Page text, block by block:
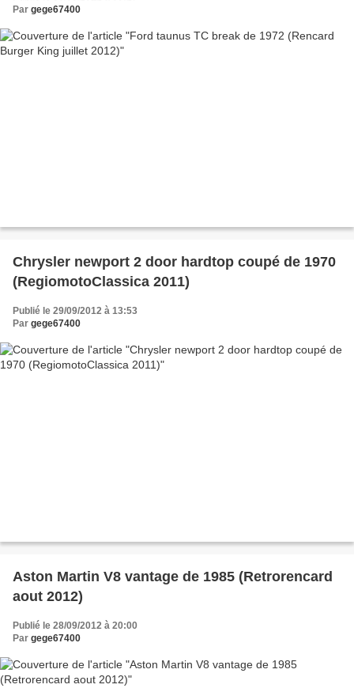
Par gege67400
Chrysler newport 2 door hardtop coupé de 1970
(RegiomotoClassica 2011)
Publié le 29/09/2012 à 13:53
Par gege67400
Aston Martin V8 vantage de 1985 (Retrorencard
aout 2012)
Publié le 28/09/2012 à 20:00
Par gege67400